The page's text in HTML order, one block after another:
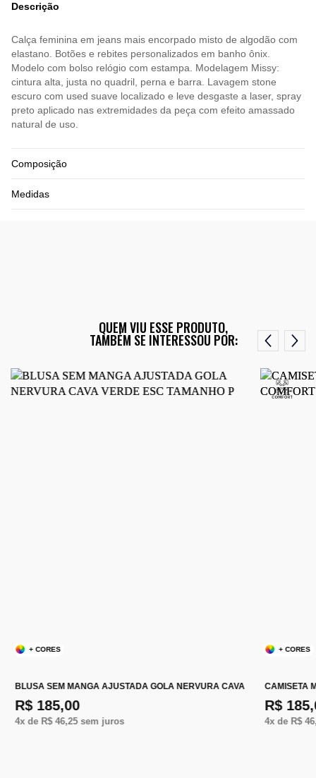
Descrição
Calça feminina em jeans mais encorpado misto de algodão com
elastano. Botões e rebites personalizados em banho ônix.
Modelo com bolso relógio com estampa. Modelagem Missy:
cintura alta, justa no quadril, perna e barra. Lavagem stone
escuro com used suave localizado e leve desgaste a laser, spray
preto aplicado nas extremidades da peça com efeito amassado
natural de uso.
Composição
Medidas
QUEM VIU ESSE PRODUTO,
TAMBÉM SE INTERESSOU POR:
+ CORES
BLUSA SEM MANGA AJUSTADA GOLA NERVURA CAVA
R$ 185,00
4x de R$ 46,25sem juros
+ CORES
CAMISETA
R$
4x de R$